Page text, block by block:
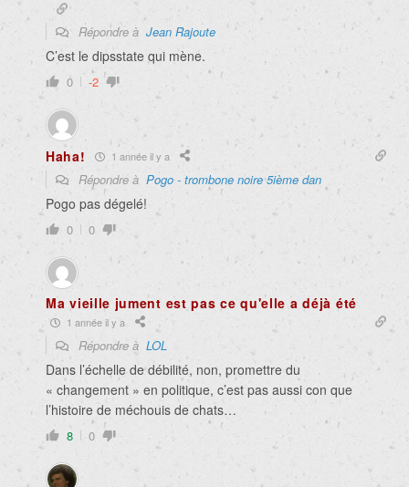
Répondre à Jean Rajoute
C’est le dipsstate qui mène.
0 -2
Haha! 1 année il y a
Répondre à Pogo - trombone noire 5ième dan
Pogo pas dégelé!
0 0
Ma vieille jument est pas ce qu'elle a déjà été
1 année il y a
Répondre à LOL
Dans l’échelle de débilité, non, promettre du
« changement » en politique, c’est pas aussi con que
l’histoire de méchouis de chats…
8 0